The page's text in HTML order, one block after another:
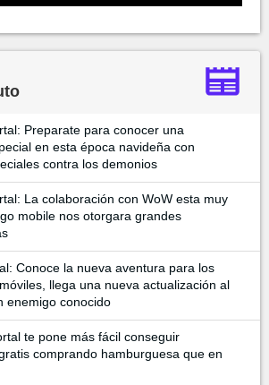
Preparate para conocer una
en esta época navideña con
contra los demonios
La colaboración con WoW esta muy
mobile nos otorgara grandes
Conoce la nueva aventura para los
llega una nueva actualización al
enemigo conocido
te pone más fácil conseguir
comprando hamburguesa que en